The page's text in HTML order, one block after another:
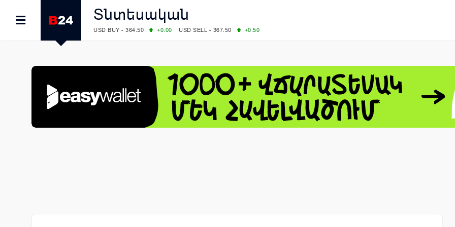
Տնտեսական
USD BUY - 364.50 +0.00 USD SELL - 367.50
+0.50
COMEX: PLATINUM - 1769.70
LME: ALUMINIUM - 3184.00
-0.27 COPPER - 13791.00
-0.12
LME: NICKEL - 17249.00
+0.09 TIN - 55268.00
+2.50
LME: LEAD - 1877.50
-1.00 ZINC - 3643.00
+1.43
FOREX: USD/JPY - 157.49
-0.06 EUR/GBP - 1.1535
+0.25
FOREX: EUR/USD - 1.1535
+0.25 GBP/USD - 1.3454
+0.21